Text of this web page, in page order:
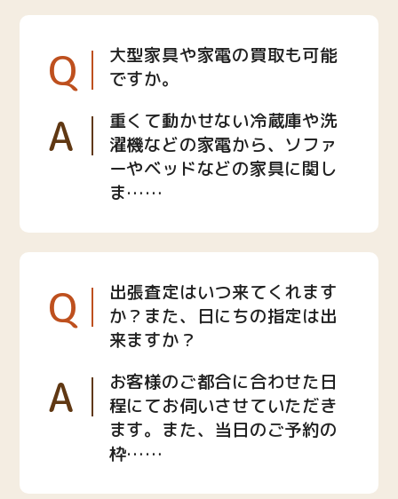
Q
大型家具や家電の買取も可能
ですか。
A
重くて動かせない冷蔵庫や洗
濯機などの家電から、ソファ
ーやベッドなどの家具に関し
ま……
Q
出張査定はいつ来てくれます
か？また、日にちの指定は出
来ますか？
A
お客様のご都合に合わせた日
程にてお伺いさせていただき
ます。また、当日のご予約の
枠……